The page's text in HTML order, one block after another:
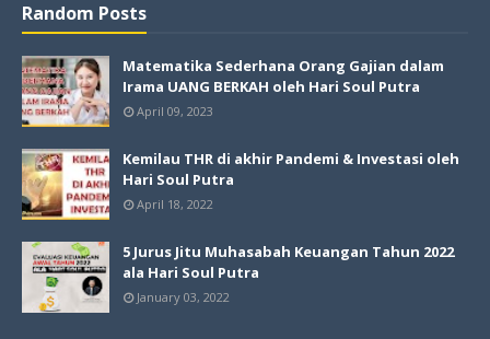
Random Posts
Matematika Sederhana Orang Gajian dalam
Irama UANG BERKAH oleh Hari Soul Putra
April 09, 2023
Kemilau THR di akhir Pandemi & Investasi oleh
Hari Soul Putra
April 18, 2022
5 Jurus Jitu Muhasabah Keuangan Tahun 2022
ala Hari Soul Putra
January 03, 2022